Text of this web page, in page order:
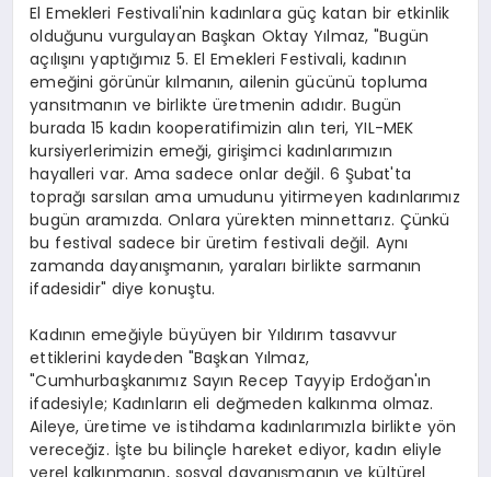
El Emekleri Festivali'nin kadınlara güç katan bir etkinlik
olduğunu vurgulayan Başkan Oktay Yılmaz, "Bugün
açılışını yaptığımız 5. El Emekleri Festivali, kadının
emeğini görünür kılmanın, ailenin gücünü topluma
yansıtmanın ve birlikte üretmenin adıdır. Bugün
burada 15 kadın kooperatifimizin alın teri, YIL-MEK
kursiyerlerimizin emeği, girişimci kadınlarımızın
hayalleri var. Ama sadece onlar değil. 6 Şubat'ta
toprağı sarsılan ama umudunu yitirmeyen kadınlarımız
bugün aramızda. Onlara yürekten minnettarız. Çünkü
bu festival sadece bir üretim festivali değil. Aynı
zamanda dayanışmanın, yaraları birlikte sarmanın
ifadesidir" diye konuştu.
Kadının emeğiyle büyüyen bir Yıldırım tasavvur
ettiklerini kaydeden "Başkan Yılmaz,
"Cumhurbaşkanımız Sayın Recep Tayyip Erdoğan'ın
ifadesiyle; Kadınların eli değmeden kalkınma olmaz.
Aileye, üretime ve istihdama kadınlarımızla birlikte yön
vereceğiz. İşte bu bilinçle hareket ediyor, kadın eliyle
yerel kalkınmanın, sosyal dayanışmanın ve kültürel